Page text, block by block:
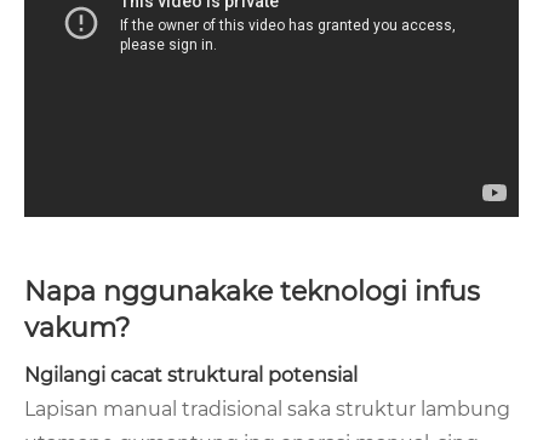
Napa nggunakake teknologi infus
vakum?
Ngilangi cacat struktural potensial
Lapisan manual tradisional saka struktur lambung